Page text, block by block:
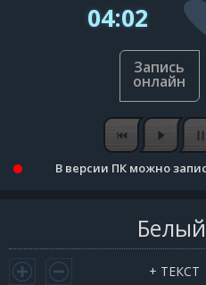
04:02
В версии ПК можно
+ ТЕКСТ